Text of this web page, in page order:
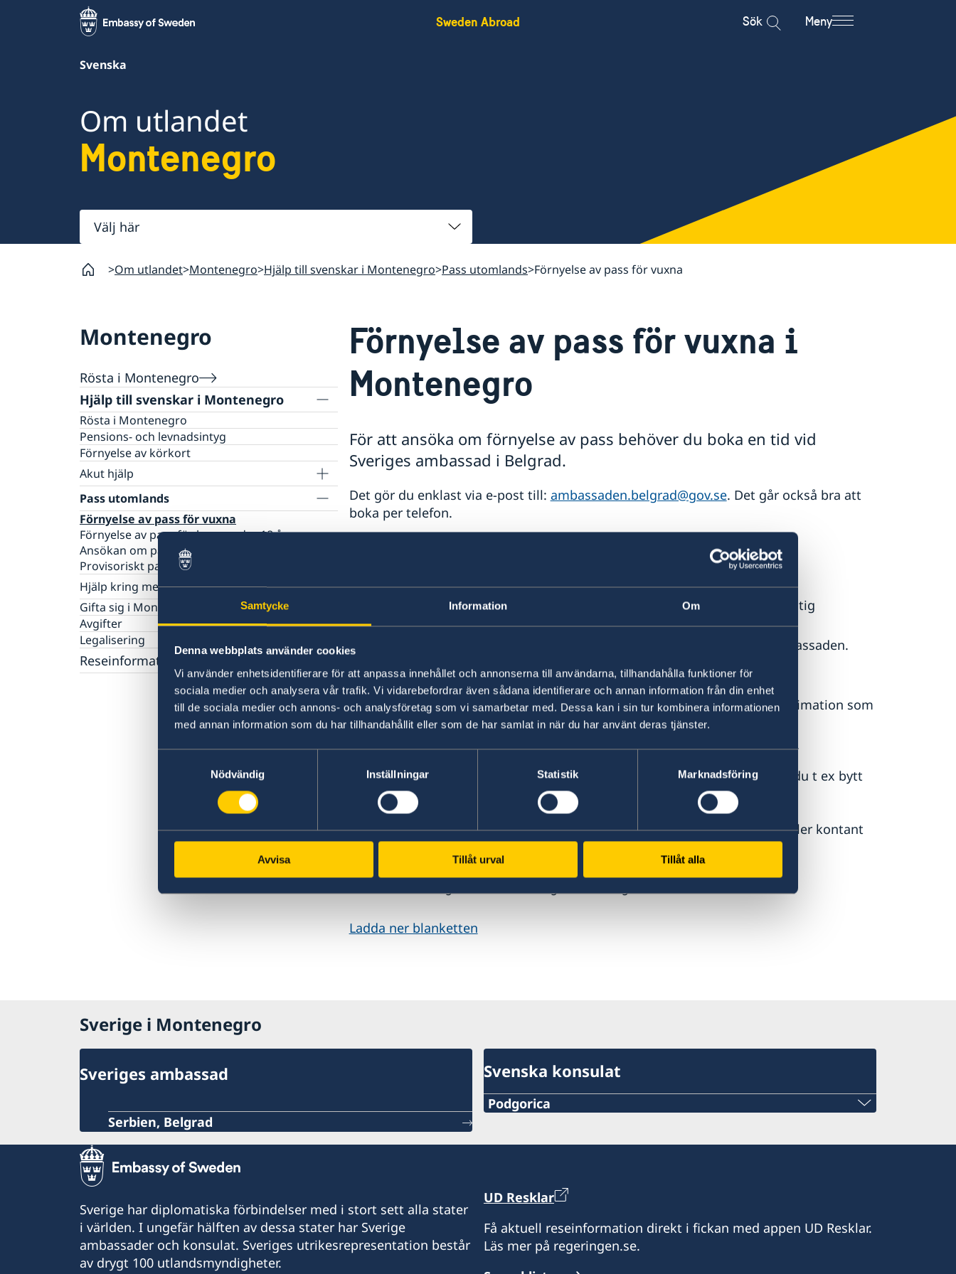
Samtycke Information Om
Denna webbplats använder cookies
Vi använder enhetsidentifierare för att anpassa innehållet och annonserna till användarna, tillhandahålla funktioner för
sociala medier och analysera vår trafik. Vi vidarebefordrar även sådana identifierare och annan information från din enhet
till de sociala medier och annons- och analysföretag som vi samarbetar med. Dessa kan i sin tur kombinera informationen
med annan information som du har tillhandahållit eller som de har samlat in när du har använt deras tjänster.
Nödvändig
Inställningar Statistik Marknadsföring
Avvisa Tillåt urval Tillåt alla
Sweden Abroad Sök Meny
Svenska
Om utlandet
Montenegro
Välj
här
Om utlandet Montenegro Hjälp till svenskar i Montenegro Pass utomlands Förnyelse av pass för vuxna
Montenegro
Rösta i Montenegro
Hjälp till svenskar i Montenegro
Rösta i Montenegro
Pensions- och levnadsintyg
Förnyelse av körkort
Akut hjälp
Vad kan ambassaden bistå med
Lokala larmnummer
Pass utomlands
Förnyelse av pass för vuxna
Förnyelse av pass för barn under 18 år
Ansökan om pass för barn under 18 år
Provisoriskt pass
Hjälp kring medborgarskap
Om svenskt medborgarskap
Registrera nyfödd utomlands
Gifta sig i Montenegro
Avgifter
Legalisering
Reseinformation
Ambassadens reseinformation
Aktuella händelser
Allmänna säkerhetsläget
Naturförhållanden och katastrofer
In- och utresebestämmelser
Lokala lagar och sedvänjor
Kriminalitet och personlig säkerhet
Förnyelse av pass för vuxna i
Montenegro
För att ansöka om förnyelse av pass behöver du boka en tid vid
Sveriges ambassad i Belgrad.
Det gör du enklast via e-post till: ambassaden.belgrad@gov.se. Det går också bra att
boka per telefon.
För en person som fyllt 18 år och tidigare haft svenskt pass krävs följande:
Personlig närvaro
Tidigare pass ska medtas, om passet ej är giltigt krävs även annan giltig
fotolegitimation.
Polisrapport om passet är stulet eller förlorat. Passet spärras av ambassaden.
Om du är utskriven ur Sverige måste du visa uppehållstillstånd i
bosättningslandet
Har du dubbelt medborgarskap ska detta visas genom handling/legitimation som
styrker detta.
Ifylld passansökan/uppgifter för prövning av svenskt medborgarskap.
Du är själv ansvarig för att uppgifterna i folkbokföringen är korrekta. Har du t ex bytt
namn måste det vara registrerat innan du kan ansöka om ett nytt pass.
Du kan betala avgiften motsvarar SEK 1 600 i lokal valuta med betalkort eller kontant
vid ansökningstillfället.
Ladda ner blanketten
Sverige i Montenegro
Sveriges ambassad
Serbien, Belgrad
Svenska konsulat
Podgorica
Faxnummer
Sverige har diplomatiska förbindelser med i stort sett alla stater
i världen. I ungefär hälften av dessa stater har Sverige
ambassader och konsulat. Sveriges utrikesrepresentation består
av drygt 100 utlandsmyndigheter.
UD Resklar
Få aktuell reseinformation direkt i fickan med appen UD Resklar.
Läs mer på regeringen.se.